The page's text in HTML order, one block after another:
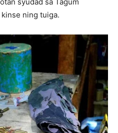
ning tuiga.